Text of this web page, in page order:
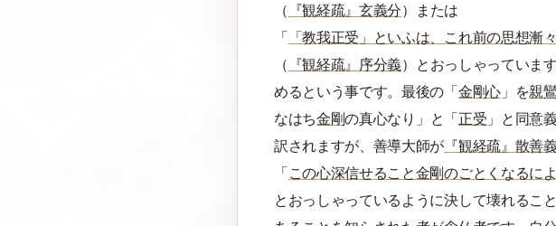
（ 『観経疏』玄義分）または
「
「教我正受」といふは、これ前の思想
（ 『観経疏』序分義）とおっしゃっていま
めるという事です。最後の「 金剛心」を親
なはち金剛の真心なり」と「 正受 」と同意
訳されますが、善導大師が 『観経疏』散善
「 この心深信せること金剛のごとくなるに
とおっしゃっているように決して壊れるこ